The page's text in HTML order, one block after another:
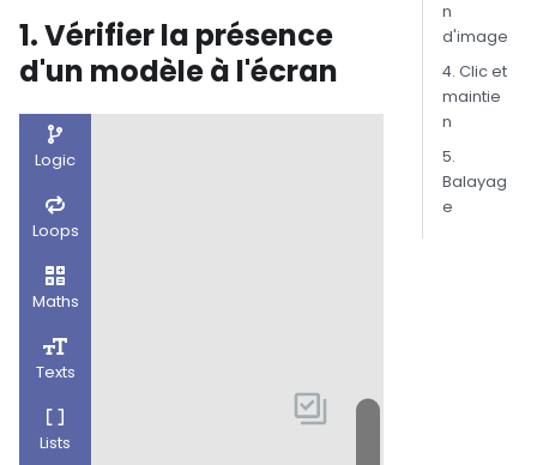
1. Vérifier la présence
d'un modèle à l'écran
n
d'image
4. Clic et
maintie
n
5.
Balayag
e